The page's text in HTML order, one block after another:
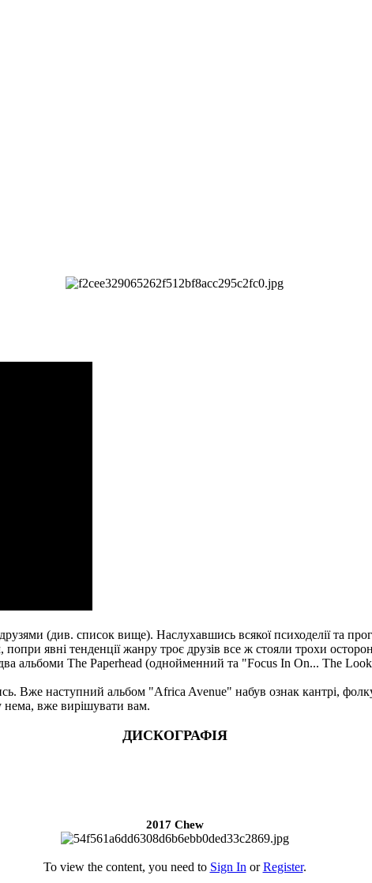
(див. список вище). Наслухавшись всякої психоделії та
явні тенденції жанру троє друзів все ж стояли трохи
альбоми The Paperhead (однойменний та "Focus In On... The
Вже наступний альбом "Africa Avenue" набув ознак кантрі,
нема, вже вирішувати вам.
ДИСКОГРАФІЯ​
2017 Chew
To view the content, you need to Sign In orRegister.